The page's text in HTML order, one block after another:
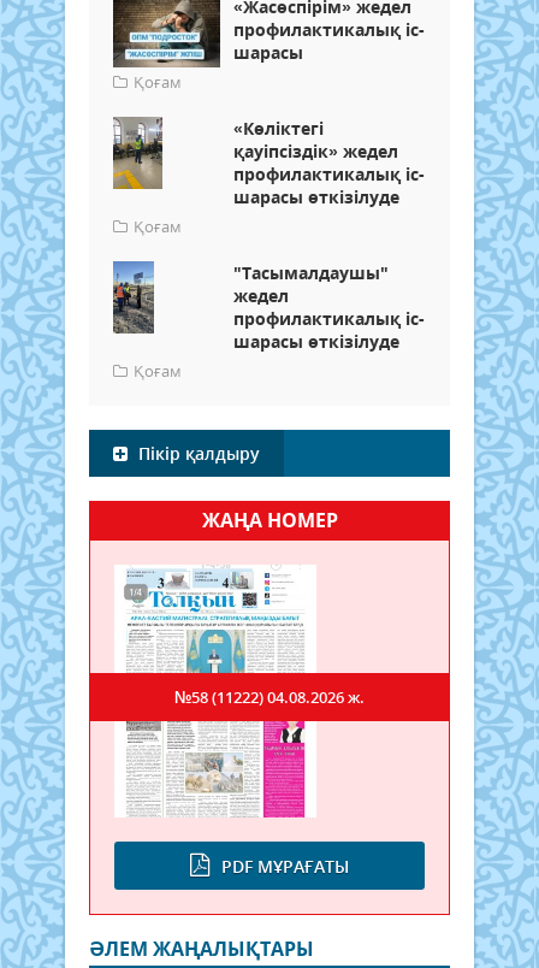
«Жасөспірім» жедел
профилактикалық іс-
шарасы
Қоғам
«Көліктегі
қауіпсіздік» жедел
профилактикалық іс-
шарасы өткізілуде
Қоғам
"Тасымалдаушы"
жедел
профилактикалық іс-
шарасы өткізілуде
Қоғам
Пікір қалдыру
ЖАҢА НОМЕР
PDF МҰРАҒАТЫ
№58 (11222)04.08.2026 ж.
ӘЛЕМ ЖАҢАЛЫҚТАРЫ